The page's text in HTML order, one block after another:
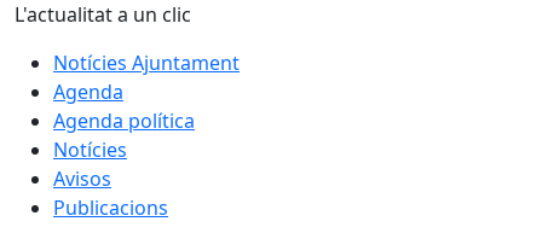
L'actualitat a un clic
Notícies Ajuntament
Agenda
Agenda política
Notícies
Avisos
Publicacions